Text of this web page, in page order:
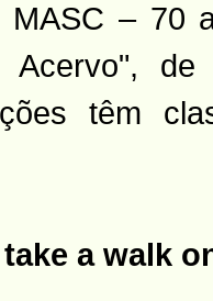
MASC – 70
de
têm
a walk